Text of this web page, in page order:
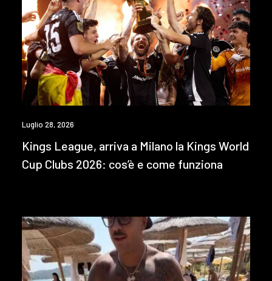
Luglio 28, 2026
Kings League, arriva a Milano la Kings World
Cup Clubs 2026: cos’è e come funziona